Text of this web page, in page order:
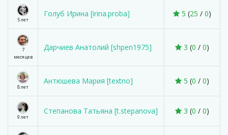
5 лет
Голуб Ирина [irina.proba] 5 (25 / 0)
7
месяцев
Дарчиев Анатолий [shpen1975] 3 (0 / 0)
8 лет
Антюшева Мария [textno] 5 (0 / 0)
9 лет
Степанова Татьяна [t.stepanova] 3 (0 / 0)